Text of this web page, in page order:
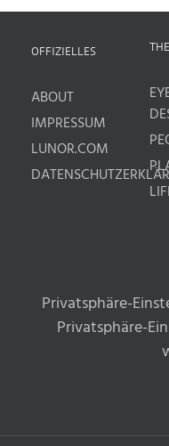
OFFIZIELLES
ABOUT
IMPRESSUM
LUNOR.COM
Privatsphäre-
Privatsphäre-